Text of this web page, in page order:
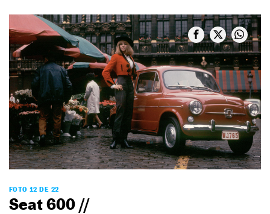
FOTO 12 DE 22
Seat 600 //